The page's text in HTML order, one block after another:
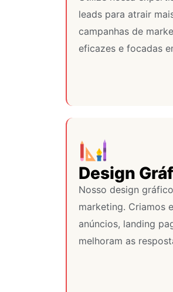
leads para atrair
campanhas de
eficazes e focadas
Design
Nosso design
marketing. Criamos
anúncios, landing
melhoram as